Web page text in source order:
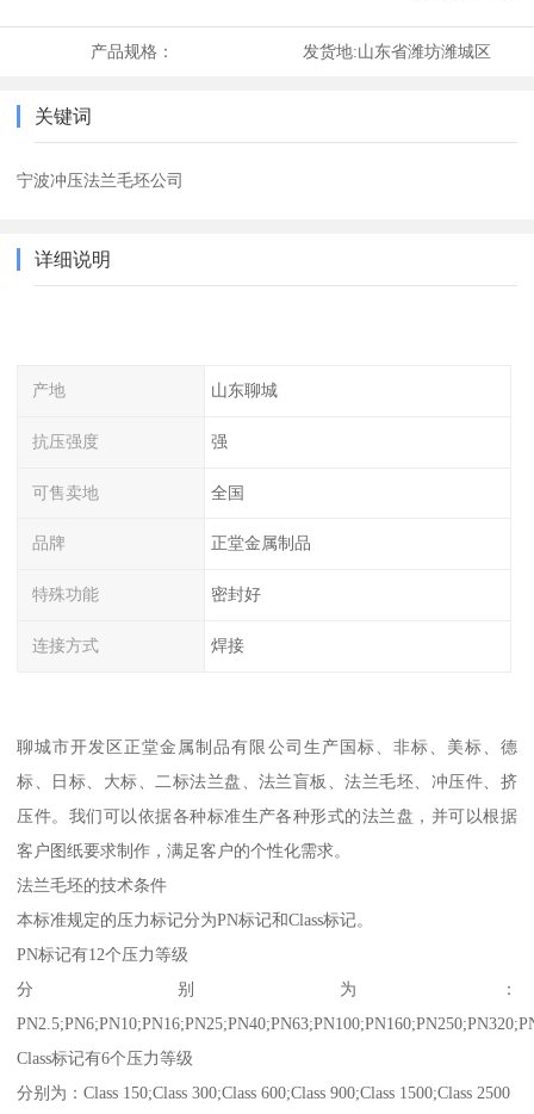
产品规格： 发货地:山东省潍坊潍城区
关键词
宁波冲压法兰毛坯公司
详细说明
产地 山东聊城
抗压强度 强
可售卖地 全国
品牌 正堂金属制品
特殊功能 密封好
连接方式 焊接
聊城市开发区正堂金属制品有限公司生产国标、非标、美标、德
标、日标、大标、二标法兰盘、法兰盲板、法兰毛坯、冲压件、挤
压件。我们可以依据各种标准生产各种形式的法兰盘，并可以根据
客户图纸要求制作，满足客户的个性化需求。
法兰毛坯的技术条件
本标准规定的压力标记分为PN标记和Class标记。
PN标记有12个压力等级
分别为：
Class标记有6个压力等级
分别为：Class 150;Class 300;Class 600;Class 900;Class 1500;Class 2500